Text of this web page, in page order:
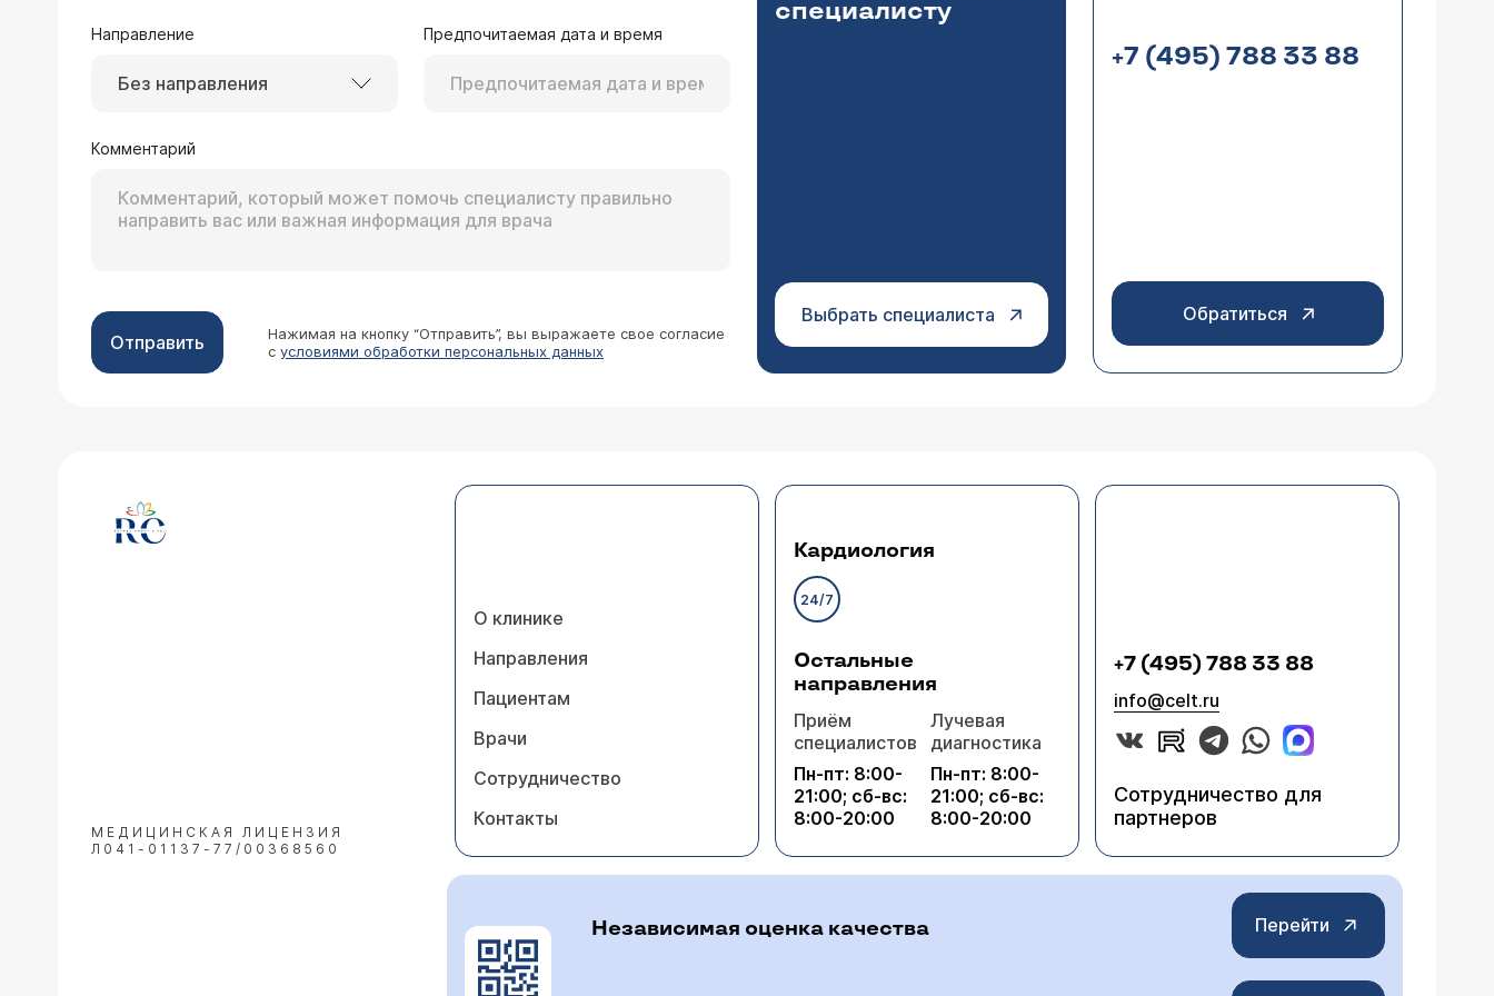
Направление
Без направления
Предпочитаемая дата и время
Комментарий
Отправить
Нажимая на кнопку “Отправить”, вы выражаете свое согласие
с условиями обработки персональных данных
специалисту
Выбрать специалиста
+7 (495) 788 33 88
Обратиться
МЕДИЦИНСКАЯ ЛИЦЕНЗИЯ
Л041-01137-77/00368560
О клинике
Направления
Пациентам
Врачи
Сотрудничество
Контакты
Кардиология
24/7
Остальные
направления
Приём
специалистов
Пн-пт: 8:00-
21:00; сб-вс:
8:00-20:00
Лучевая
диагностика
Пн-пт: 8:00-
21:00; сб-вс:
8:00-20:00
+7 (495) 788 33 88
info@celt.ru
Сотрудничество для
партнеров
Независимая оценка качества Перейти